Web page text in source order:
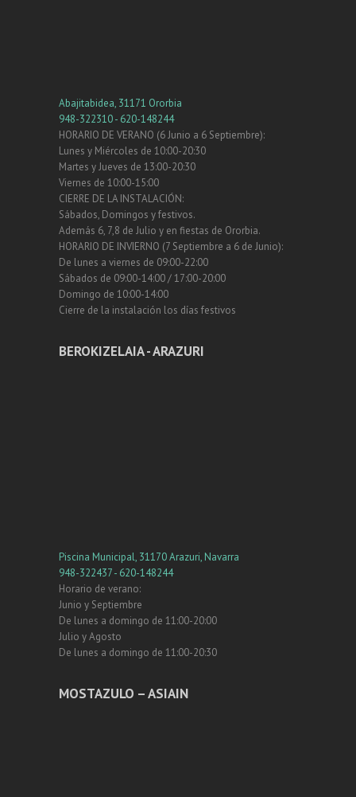
Abajitabidea, 31171 Ororbia
948-322310 - 620-148244
HORARIO DE VERANO (6 Junio a 6 Septiembre):
Lunes y Miércoles de 10:00-20:30
Martes y Jueves de 13:00-20:30
Viernes de 10:00-15:00
CIERRE DE LA INSTALACIÓN:
Sábados, Domingos y festivos.
Además 6, 7,8 de Julio y en fiestas de Ororbia.
HORARIO DE INVIERNO (7 Septiembre a 6 de Junio):
De lunes a viernes de 09:00-22:00
Sábados de 09:00-14:00 / 17:00-20:00
Domingo de 10:00-14:00
Cierre de la instalación los días festivos
BEROKIZELAIA - ARAZURI
Piscina Municipal, 31170 Arazuri, Navarra
948-322437 - 620-148244
Horario de verano:
Junio y Septiembre
De lunes a domingo de 11:00-20:00
Julio y Agosto
De lunes a domingo de 11:00-20:30
MOSTAZULO – ASIAIN